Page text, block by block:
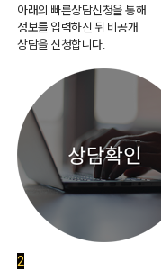
아래의 빠른상담신청을 통해
정보를 입력하신 뒤 비공개
상담을 신청합니다.
2